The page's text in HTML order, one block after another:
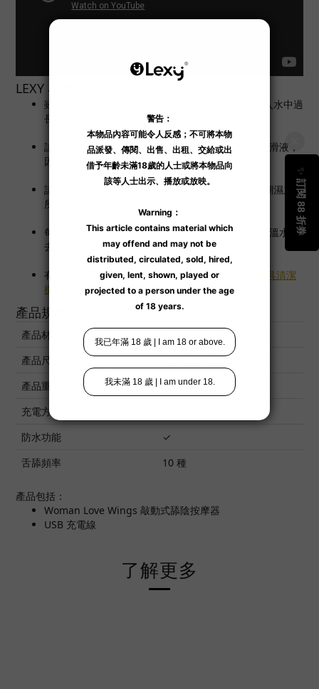
LEXY 小建議
雖有防水功能，但由於有電源裝置，產品不建議浸入水中過
長時間。
請配合水溶性的 潤滑液
使用，並避免使用矽性的潤滑液，
因為會損耗產品上的矽膠表層。
請收納於陰涼之處所，避免陽光直接曝曬、高溫、潮濕之處
所。
每次使用後建議可拆除部件用 玩具清潔液 清洗，以溫水除
去清潔液和用 乾毛巾 抺乾。
有需要更可放進能有效殺死病毒、細菌的紫外線
玩具清潔
機
，雙重消毒，安全衛生。
產品規格
產品材料
親膚矽膠、ABS 樹脂
產品尺寸
155x 25 x 25 mm
產品重量
75 g
充電方式
防水功能
✓
舌舔頻率
10 種
產品包括：
Woman Love Wings 敲動式舔陰按摩器
USB 充電線
了解更多